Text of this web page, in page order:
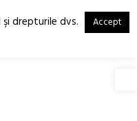
ENdrepturile dvs. Accept